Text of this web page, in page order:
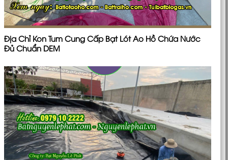
Địa Chỉ Kon Tum Cung Cấp Bạt Lót Ao Hồ Chứa Nước
Đủ Chuẩn DEM